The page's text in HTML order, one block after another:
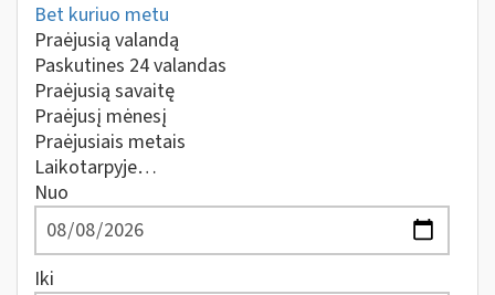
Bet kuriuo metu
Praėjusią valandą
Paskutines 24 valandas
Praėjusią savaitę
Praėjusį mėnesį
Praėjusiais metais
Laikotarpyje…
Nuo
Iki